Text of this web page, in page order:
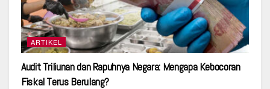
ARTIKEL
Audit Triliunan dan Rapuhnya Negara: Mengapa Kebocoran
Fiskal Terus Berulang?